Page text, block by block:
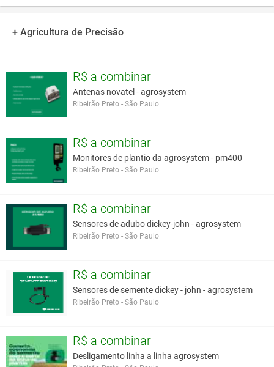
+ Agricultura de Precisão
R$ a combinar
Antenas novatel - agrosystem
Ribeirão Preto - São Paulo
R$ a combinar
Monitores de plantio da agrosystem - pm400
Ribeirão Preto - São Paulo
R$ a combinar
Sensores de adubo dickey-john - agrosystem
Ribeirão Preto - São Paulo
R$ a combinar
Sensores de semente dickey - john - agrosystem
Ribeirão Preto - São Paulo
R$ a combinar
Desligamento linha a linha agrosystem